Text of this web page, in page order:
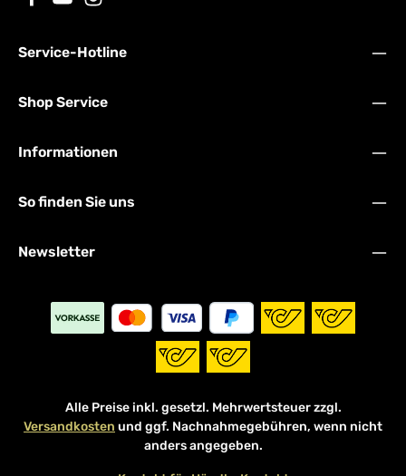
Service-Hotline
Shop Service
Informationen
So finden Sie uns
Newsletter
Alle Preise inkl. gesetzl. Mehrwertsteuer zzgl.
Versandkosten und ggf. Nachnahmegebühren, wenn nicht
anders angegeben.